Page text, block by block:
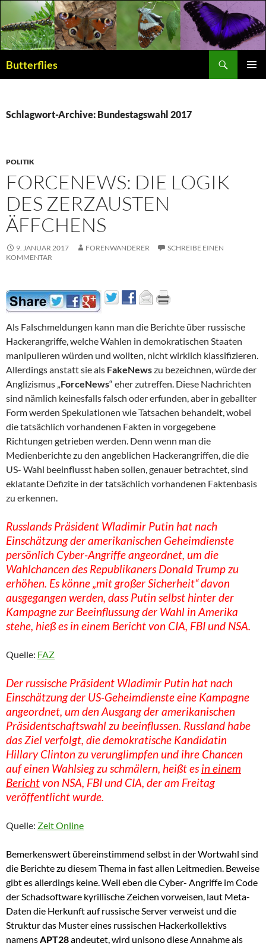
Butterflies
Schlagwort-Archive: Bundestagswahl 2017
POLITIK
FORCENEWS: DIE LOGIK
DES ZERZAUSTEN
ÄFFCHENS
9. JANUAR 2017 FORENWANDERER
SCHREIBE EINEN
KOMMENTAR
Als Falschmeldungen kann man die Berichte über russische
Hackerangriffe, welche Wahlen in demokratischen Staaten
manipulieren würden und wollten, nicht wirklich klassifizieren.
Allerdings anstatt sie als FakeNewszu bezeichnen, würde der
Anglizismus „ForceNews“ eher zutreffen. Diese Nachrichten
sind nämlich keinesfalls falsch oder erfunden, aber in geballter
Form werden Spekulationen wie Tatsachen behandelt, wobei
die tatsächlich vorhandenen Fakten in vorgegebene
Richtungen getrieben werden. Denn wenn man die
Medienberichte zu den angeblichen Hackerangriffen, die die
US- Wahl beeinflusst haben sollen, genauer betrachtet, sind
eklatante Defizite in der tatsächlich vorhandenen Faktenbasis
zu erkennen.
Russlands Präsident Wladimir Putin hat nach
Einschätzung der amerikanischen Geheimdienste
persönlich Cyber-Angriffe angeordnet, um die
Wahlchancen des Republikaners Donald Trump zu
erhöhen. Es könne „mit großer Sicherheit“ davon
ausgegangen werden, dass Putin selbst hinter der
Kampagne zur Beeinflussung der Wahl in Amerika
stehe, hieß es in einem Bericht von CIA, FBI und NSA.
Quelle: FAZ
Der russische Präsident Wladimir Putin hat nach
Einschätzung der US-Geheimdienste eine Kampagne
angeordnet, um den Ausgang der amerikanischen
Präsidentschaftswahl zu beeinflussen. Russland habe
das Ziel verfolgt, die demokratische Kandidatin
Hillary Clinton zu verunglimpfen und ihre Chancen
auf einen Wahlsieg zu schmälern, heißt esin einem
Berichtvon NSA, FBI und CIA, der am Freitag
veröffentlicht wurde.
Quelle: Zeit Online
Bemerkenswert übereinstimmend selbst in der Wortwahl sind
die Berichte zu diesem Thema in fast allen Leitmedien. Beweise
gibt es allerdings keine. Weil eben die Cyber- Angriffe im Code
der Schadsoftware kyrillische Zeichen vorweisen, laut Meta-
Daten die Herkunft auf russische Server verweist und die
Struktur das Muster eines russischen Hackerkollektivs
namensAPT28andeutet, wird unisono diese Annahme als